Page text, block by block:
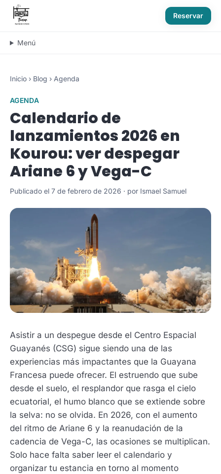
Reservar
Menú
Inicio › Blog › Agenda
AGENDA
Calendario de
lanzamientos 2026 en
Kourou: ver despegar
Ariane 6 y Vega-C
Publicado el 7 de febrero de 2026 · por Ismael Samuel
Asistir a un despegue desde el Centro Espacial
Guayanés (CSG) sigue siendo una de las
experiencias más impactantes que la Guayana
Francesa puede ofrecer. El estruendo que sube
desde el suelo, el resplandor que rasga el cielo
ecuatorial, el humo blanco que se extiende sobre
la selva: no se olvida. En 2026, con el aumento
del ritmo de Ariane 6 y la reanudación de la
cadencia de Vega-C, las ocasiones se multiplican.
Solo hace falta saber leer el calendario y
organizar tu estancia en torno al momento